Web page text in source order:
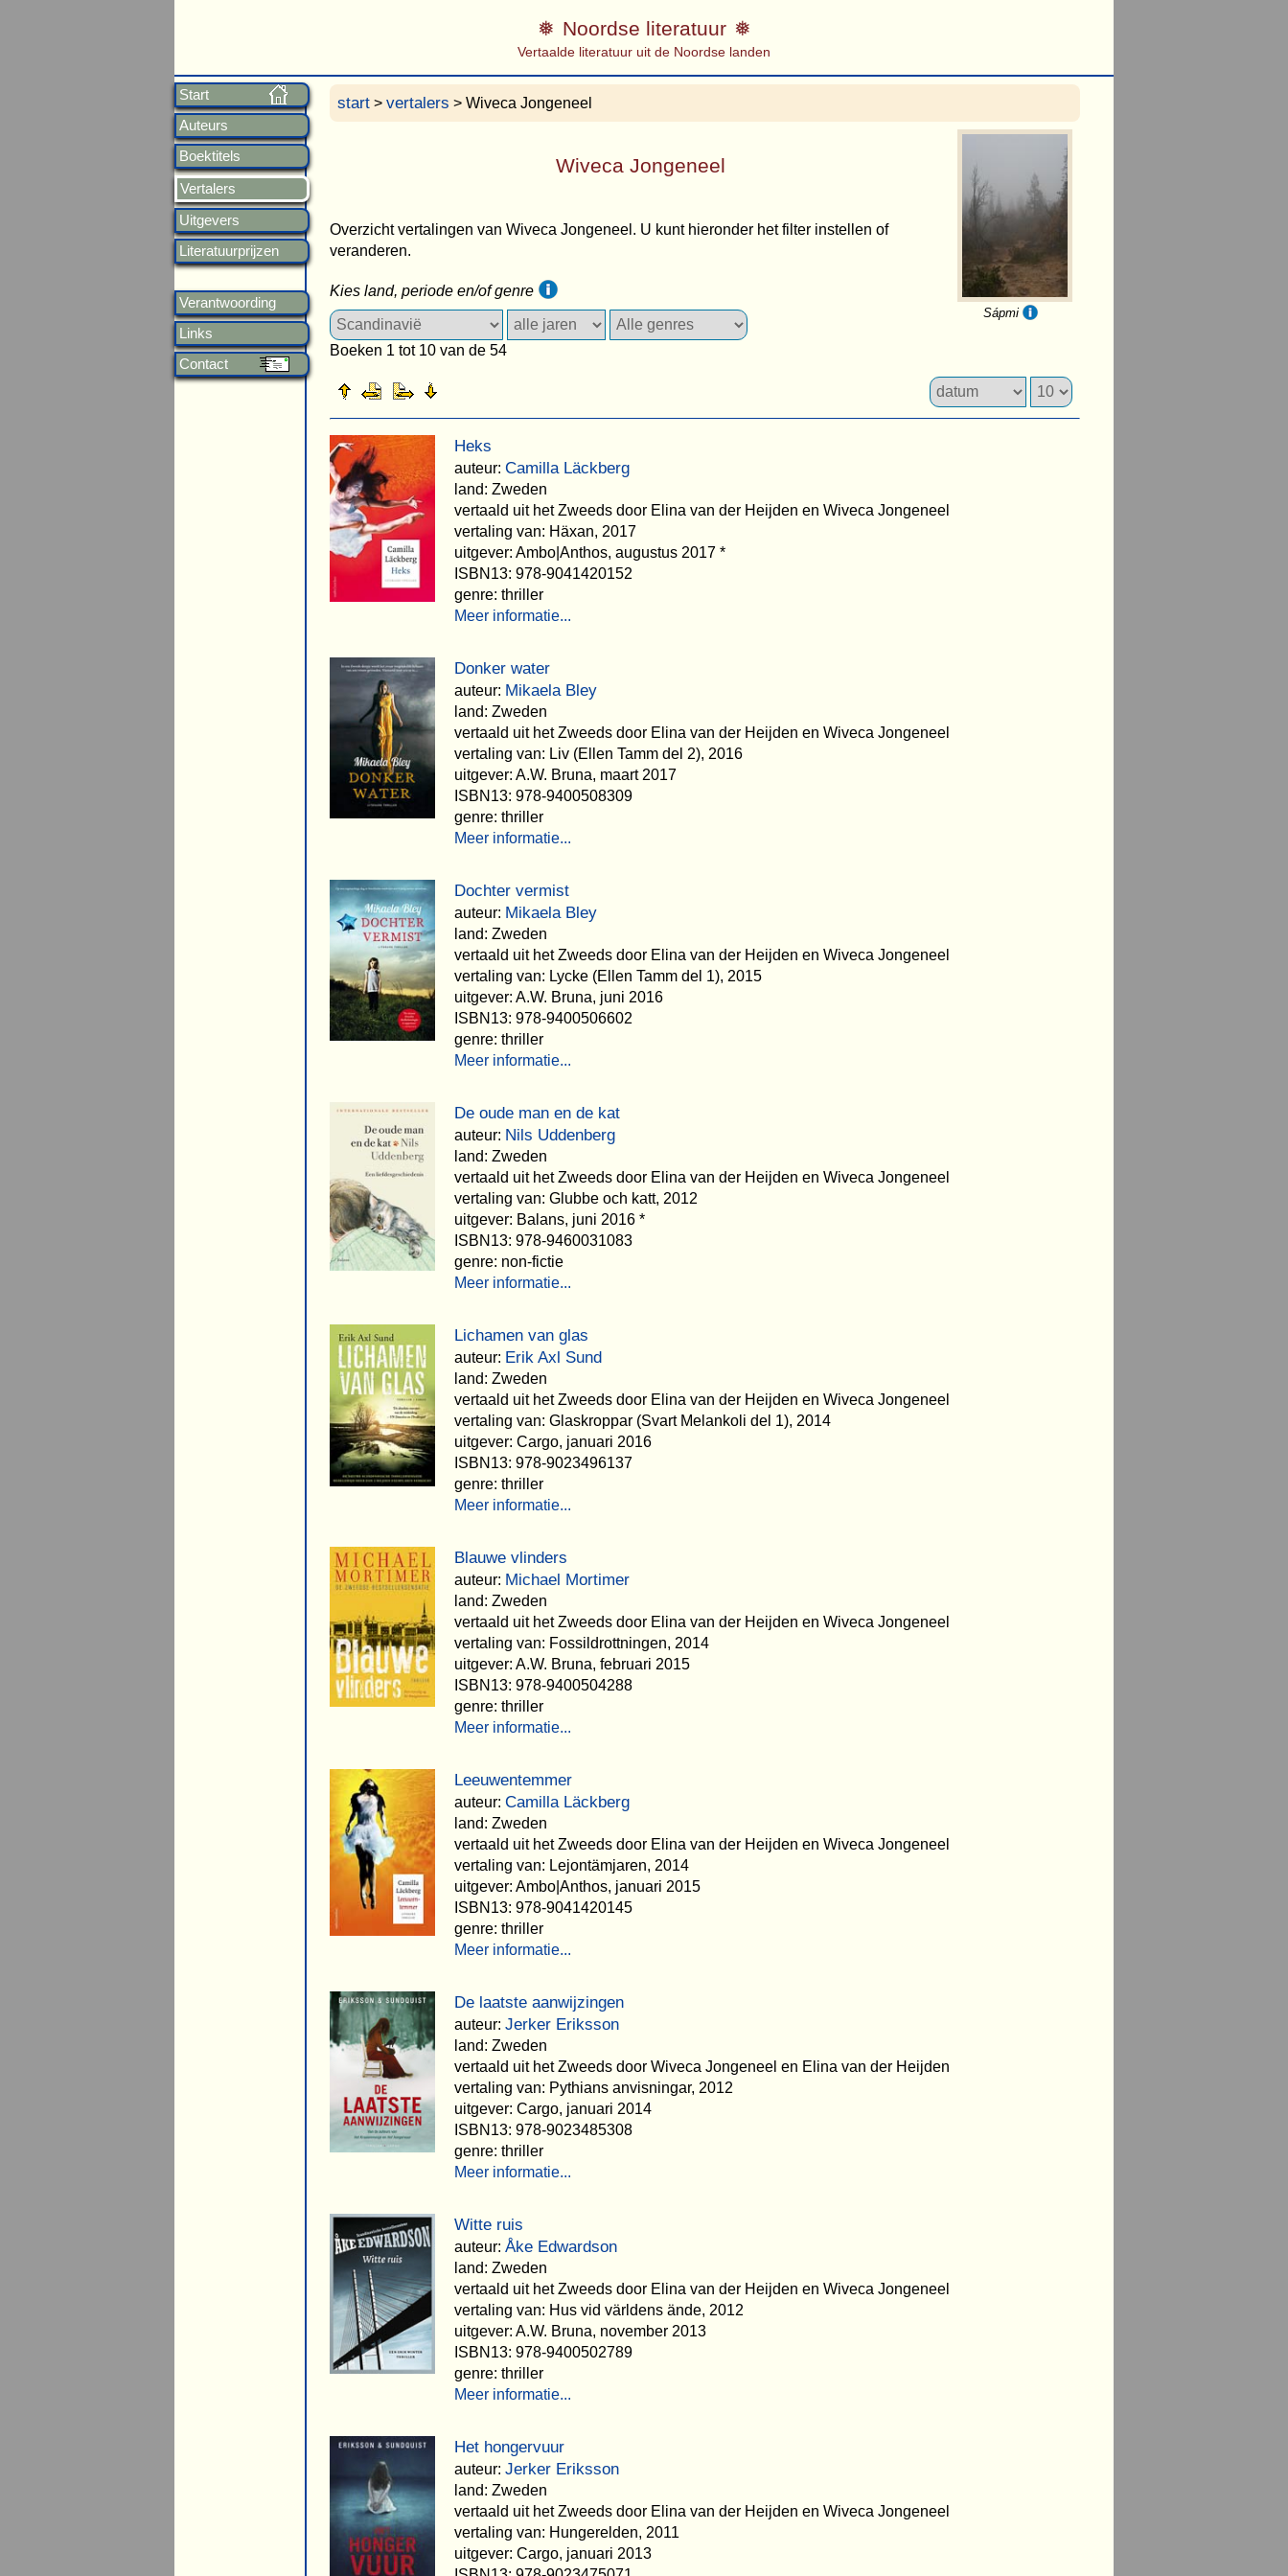
Start
Auteurs
Boektitels
Vertalers
Uitgevers
Literatuurprijzen
Verantwoording
Links
Contact
Noordse literatuur
Vertaalde literatuur uit de Noordse landen
start > vertalers > Wiveca Jongeneel
Sápmi
Wiveca Jongeneel
Overzicht vertalingen van Wiveca Jongeneel. U kunt hieronder het filter instellen of
veranderen.
Kies land, periode en/of genre
Boeken 1 tot 10 van de 54
Heks
auteur: Camilla Läckberg
land: Zweden
vertaald uit het Zweeds door Elina van der Heijden en Wiveca Jongeneel
vertaling van: Häxan, 2017
uitgever: Ambo|Anthos, augustus 2017 *
ISBN13: 978-9041420152
genre: thriller
Meer informatie...
Donker water
auteur: Mikaela Bley
land: Zweden
vertaald uit het Zweeds door Elina van der Heijden en Wiveca Jongeneel
vertaling van: Liv (Ellen Tamm del 2), 2016
uitgever: A.W. Bruna, maart 2017
ISBN13: 978-9400508309
genre: thriller
Meer informatie...
Dochter vermist
auteur: Mikaela Bley
land: Zweden
vertaald uit het Zweeds door Elina van der Heijden en Wiveca Jongeneel
vertaling van: Lycke (Ellen Tamm del 1), 2015
uitgever: A.W. Bruna, juni 2016
ISBN13: 978-9400506602
genre: thriller
Meer informatie...
De oude man en de kat
auteur: Nils Uddenberg
land: Zweden
vertaald uit het Zweeds door Elina van der Heijden en Wiveca Jongeneel
vertaling van: Glubbe och katt, 2012
uitgever: Balans, juni 2016 *
ISBN13: 978-9460031083
genre: non-fictie
Meer informatie...
Lichamen van glas
auteur: Erik Axl Sund
land: Zweden
vertaald uit het Zweeds door Elina van der Heijden en Wiveca Jongeneel
vertaling van: Glaskroppar (Svart Melankoli del 1), 2014
uitgever: Cargo, januari 2016
ISBN13: 978-9023496137
genre: thriller
Meer informatie...
Blauwe vlinders
auteur: Michael Mortimer
land: Zweden
vertaald uit het Zweeds door Elina van der Heijden en Wiveca Jongeneel
vertaling van: Fossildrottningen, 2014
uitgever: A.W. Bruna, februari 2015
ISBN13: 978-9400504288
genre: thriller
Meer informatie...
Leeuwentemmer
auteur: Camilla Läckberg
land: Zweden
vertaald uit het Zweeds door Elina van der Heijden en Wiveca Jongeneel
vertaling van: Lejontämjaren, 2014
uitgever: Ambo|Anthos, januari 2015
ISBN13: 978-9041420145
genre: thriller
Meer informatie...
De laatste aanwijzingen
auteur: Jerker Eriksson
land: Zweden
vertaald uit het Zweeds door Wiveca Jongeneel en Elina van der Heijden
vertaling van: Pythians anvisningar, 2012
uitgever: Cargo, januari 2014
ISBN13: 978-9023485308
genre: thriller
Meer informatie...
Witte ruis
auteur: Åke Edwardson
land: Zweden
vertaald uit het Zweeds door Elina van der Heijden en Wiveca Jongeneel
vertaling van: Hus vid världens ände, 2012
uitgever: A.W. Bruna, november 2013
ISBN13: 978-9400502789
genre: thriller
Meer informatie...
Het hongervuur
auteur: Jerker Eriksson
land: Zweden
vertaald uit het Zweeds door Elina van der Heijden en Wiveca Jongeneel
vertaling van: Hungerelden, 2011
uitgever: Cargo, januari 2013